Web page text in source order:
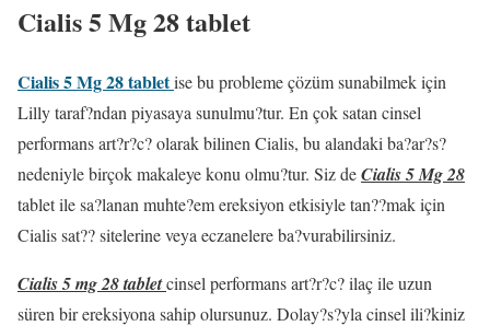
Cialis 5 Mg 28 tablet
Cialis 5 Mg 28 tabletise bu probleme çözüm sunabilmek için
Lilly taraf?ndan piyasaya sunulmu?tur. En çok satan cinsel
performans art?r?c? olarak bilinen Cialis, bu alandaki ba?ar?s?
nedeniyle birçok makaleye konu olmu?tur. Siz deCialis 5 Mg 28
tabletile sa?lanan muhte?em ereksiyon etkisiyle tan??mak için
Cialis sat?? sitelerine veya eczanelere ba?vurabilirsiniz.
Cialis 5 mg 28 tabletcinsel performans art?r?c? ilaç ile uzun
süren bir ereksiyona sahip olursunuz. Dolay?s?yla cinsel ili?kiniz